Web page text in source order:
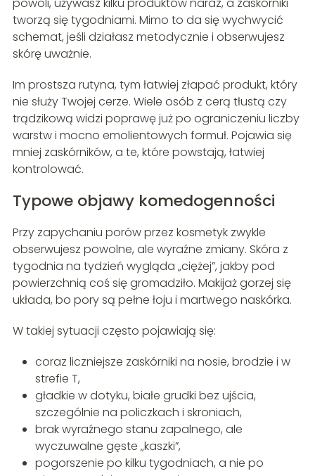
powoli, używasz kilku produktów naraz, a zaskórniki
tworzą się tygodniami. Mimo to da się wychwycić
schemat, jeśli działasz metodycznie i obserwujesz
skórę uważnie.
Im prostsza rutyna, tym łatwiej złapać produkt, który
nie służy Twojej cerze. Wiele osób z cerą tłustą czy
trądzikową widzi poprawę już po ograniczeniu liczby
warstw i mocno emolientowych formuł. Pojawia się
mniej zaskórników, a te, które powstają, łatwiej
kontrolować.
Typowe objawy komedogenności
Przy zapychaniu porów przez kosmetyk zwykle
obserwujesz powolne, ale wyraźne zmiany. Skóra z
tygodnia na tydzień wygląda „ciężej”, jakby pod
powierzchnią coś się gromadziło. Makijaż gorzej się
układa, bo pory są pełne łoju i martwego naskórka.
W takiej sytuacji często pojawiają się:
coraz liczniejsze zaskórniki na nosie, brodzie i w
strefie T,
gładkie w dotyku, białe grudki bez ujścia,
szczególnie na policzkach i skroniach,
brak wyraźnego stanu zapalnego, ale
wyczuwalne gęste „kaszki”,
pogorszenie po kilku tygodniach, a nie po